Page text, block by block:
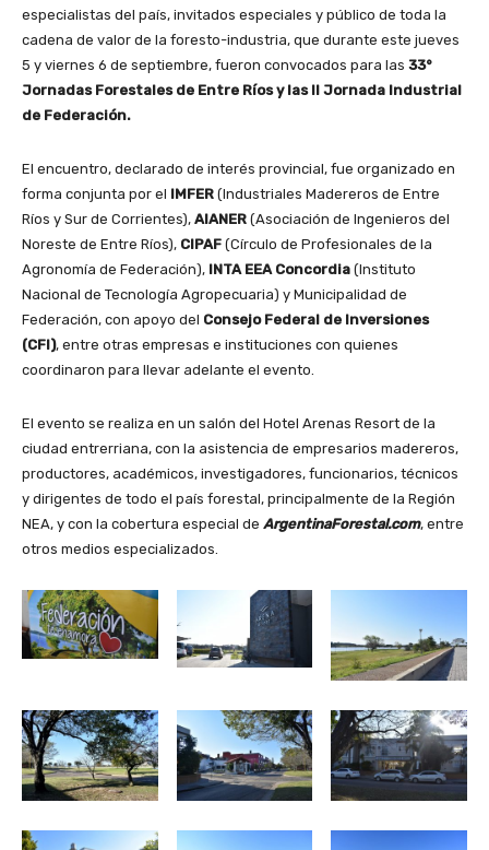
especialistas del país, invitados especiales y público de toda la
cadena de valor de la foresto-industria, que durante este jueves
5 y viernes 6 de septiembre, fueron convocados para las 33°
Jornadas Forestales de Entre Ríos y las II Jornada Industrial
de Federación.
El encuentro, declarado de interés provincial, fue organizado en
forma conjunta por el IMFER (Industriales Madereros de Entre
Ríos y Sur de Corrientes), AIANER (Asociación de Ingenieros del
Noreste de Entre Ríos), CIPAF (Círculo de Profesionales de la
Agronomía de Federación), INTA EEA Concordia (Instituto
Nacional de Tecnología Agropecuaria) y Municipalidad de
Federación, con apoyo del Consejo Federal de Inversiones
(CFI), entre otras empresas e instituciones con quienes
coordinaron para llevar adelante el evento.
El evento se realiza en un salón del Hotel Arenas Resort de la
ciudad entrerriana, con la asistencia de empresarios madereros,
productores, académicos, investigadores, funcionarios, técnicos
y dirigentes de todo el país forestal, principalmente de la Región
NEA, y con la cobertura especial de ArgentinaForestal.com, entre
otros medios especializados.